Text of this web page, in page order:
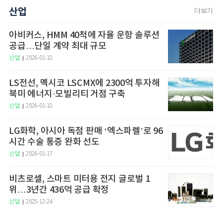
산업 더보기
아비커스, HMM 40척에 자율 운항 솔루션
공급…단일 계약 최대 규모
산업 2026-01-18
LS전선, 멕시코 LSCMX에 2300억 투자해
북미 에너지·모빌리티 거점 구축
산업 2026-01-18
LG화학, 아시아 독점 판매 ‘엑스파렐’로 96
시간 수술 통증 완화 선도
산업 2026-01-17
비츠로셀, 스마트 미터용 전지 글로벌 1
위…3년간 436억 공급 확정
산업 2025-12-24